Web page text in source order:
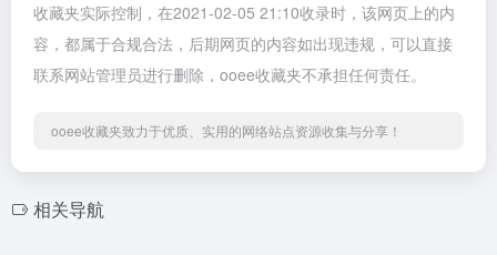
收藏夹实际控制，在2021-02-05 21:10收录时，该网页上的内
容，都属于合规合法，后期网页的内容如出现违规，可以直接
联系网站管理员进行删除，ooee收藏夹不承担任何责任。
ooee收藏夹致力于优质、实用的网络站点资源收集与分享！
相关导航